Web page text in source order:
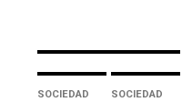
SOCIEDAD SOCIEDAD